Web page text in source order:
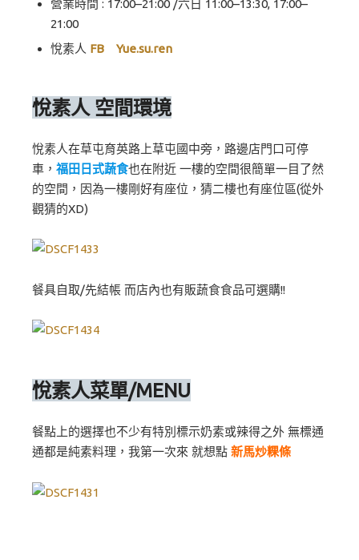
營業時間 : 17:00–21:00 /六日 11:00–13:30, 17:00–
21:00
悅素人 FB Yue.su.ren
悅素人 空間環境
悅素人在草屯育英路上草屯國中旁，路邊店門口可停
車， 福田日式蔬食也在附近 一樓的空間很簡單一目了然
的空間，因為一樓剛好有座位，猜二樓也有座位區(從外
觀猜的XD)
餐具自取/先結帳 而店內也有販蔬食食品可選購!!
悅素人菜單/MENU
餐點上的選擇也不少有特別標示奶素或辣得之外 無標通
通都是純素料理，我第一次來 就想點 新馬炒粿條